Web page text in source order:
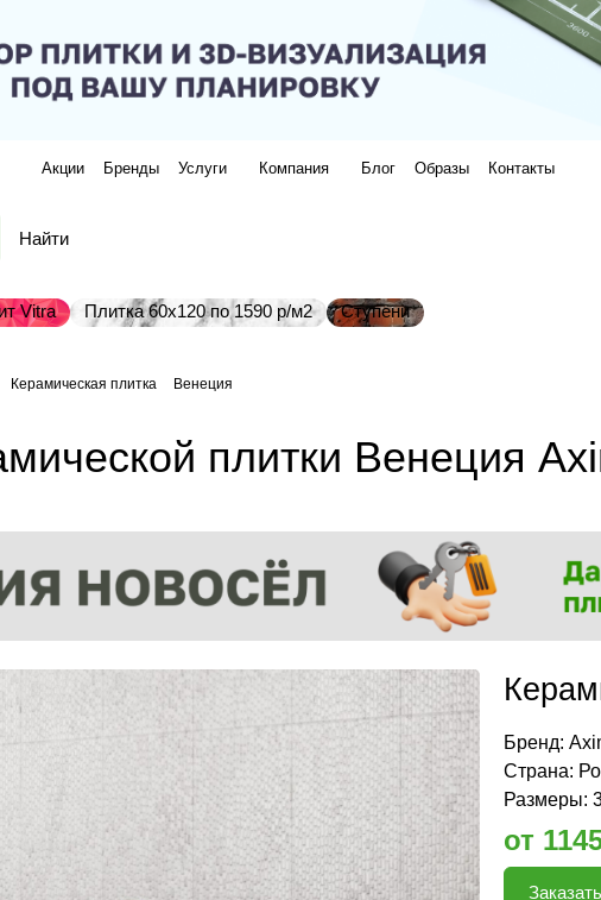
Акции Бренды Услуги Компания Блог Образы Контакты
Vitra Плитка 60х120 по 1590 р/м2 Ступени
Керамическая плитка Венеция
плитки Венеция
Бренд:
Страна:
Размеры:
от